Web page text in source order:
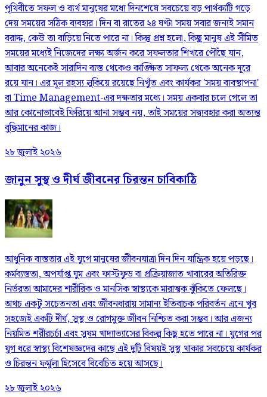
পৃথিবীতে সফল ও ব্যর্থ মানুষের মধ্যে দিনশেষে সবচেয়ে বড় পার্থক্যটি গড়ে
দেয় সময়ের সঠিক ব্যবহার। দিন বা রাতের ২৪ ঘণ্টা সময় সবার জন্যই সমান
বরাদ্দ, কেউ তা বাড়িয়ে নিতে পারে না। কিন্তু প্রশ্ন হলো, কিছু মানুষ এই সীমিত
সময়ের মধ্যেই নিজেদের লক্ষ্য অর্জন করে সফলতার শিখরে পৌঁছে যান,
আবার অনেকেই সারাদিন ব্যস্ত থেকেও কাঙ্ক্ষিত সাফল্য থেকে অনেক দূরে
রয়ে যান। এর মূল রহস্য লুকিয়ে রয়েছে নিখুঁত এবং কার্যকর 'সময় ব্যবস্থাপনা'
বা Time Management-এর দক্ষতার মধ্যে। সময় একবার চলে গেলে তা
আর কোনোভাবেই ফিরিয়ে আনা সম্ভব নয়, তাই সময়ের সদ্ব্যবহার করা অত্যন্ত
বুদ্ধিমানের কাজ।
২৮ জুলাই ২০২৬
জানুন সুস্থ ও দীর্ঘ জীবনের চিরন্তন চাবিকাঠি
আধুনিক ব্যস্ততার এই যুগে মানুষের জীবনযাত্রা দিন দিন যান্ত্রিক হয়ে পড়ছে।
কর্মব্যস্ততা, অপর্যাপ্ত ঘুম এবং ফাস্টফুড বা প্রক্রিয়াজাত খাবারের অতিরিক্ত
নির্ভরতা আমাদের শারীরিক ও মানসিক স্বাস্থ্যকে মারাত্মক ঝুঁকিতে ফেলছে।
অথচ একটু সচেতনতা এবং জীবনধারায় সামান্য ইতিবাচক পরিবর্তন এনে খুব
সহজেই একটি দীর্ঘ, সুস্থ ও রোগমুক্ত জীবন নিশ্চিত করা সম্ভব। আর এজন্য
নিয়মিত শরীরচর্চা এবং সুষম খাদ্যাভ্যাসের বিকল্প কিছু হতে পারে না। যুগের পর
যুগ ধরে স্বাস্থ্য বিশেষজ্ঞদের কাছে এই দুটি বিষয়ই সুস্থ থাকার সবচেয়ে কার্যকর
ও চিরন্তন ফর্মুলা হিসেবে বিবেচিত হয়ে আসছে।
২৮ জুলাই ২০২৬